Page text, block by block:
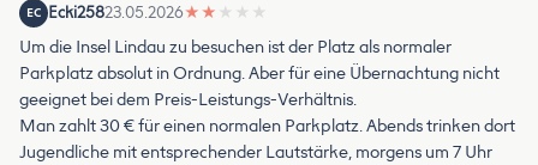
EC Ecki25823.05.2026★ ★ ★ ★ ★
Um die Insel Lindau zu besuchen ist der Platz als normaler
Parkplatz absolut in Ordnung. Aber für eine Übernachtung nicht
geeignet bei dem Preis-Leistungs-Verhältnis.
Man zahlt 30 € für einen normalen Parkplatz. Abends trinken dort
Jugendliche mit entsprechender Lautstärke, morgens um 7 Uhr